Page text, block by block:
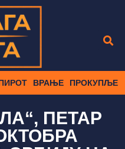
ВРАЊЕ ПРОКУПЉЕ
ПЕТАР